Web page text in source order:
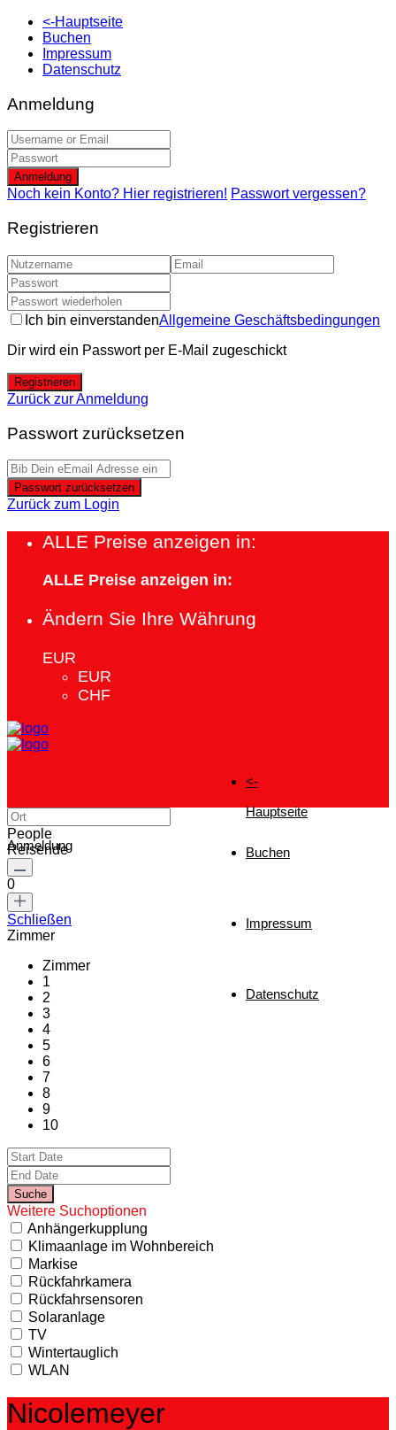
<-Hauptseite
Buchen
Impressum
Datenschutz
Anmeldung
Anmeldung
Noch kein Konto? Hier registrieren! Passwort vergessen?
Registrieren
Ich bin einverstandenAllgemeine Geschäftsbedingungen
Dir wird ein Passwort per E-Mail zugeschickt
Registrieren
Zurück zur Anmeldung
Passwort zurücksetzen
Passwort zurücksetzen
Zurück zum Login
ALLE Preise anzeigen in:
ALLE Preise anzeigen in:
Ändern Sie Ihre Währung
EUR
EUR
CHF
<-
Hauptseite
Buchen
Impressum
Datenschutz
Anmeldung
People
Reisende
0
Schließen
Zimmer
Zimmer
1
2
3
4
5
6
7
8
9
10
Weitere Suchoptionen
Anhängerkupplung
Klimaanlage im Wohnbereich
Markise
Rückfahrkamera
Rückfahrsensoren
Solaranlage
TV
Wintertauglich
WLAN
Nicolemeyer